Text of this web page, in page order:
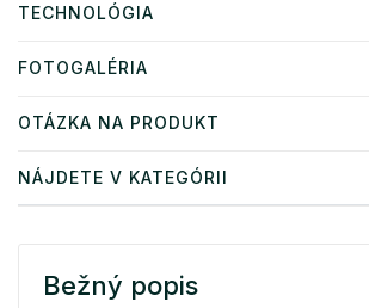
TECHNOLÓGIA
FOTOGALÉRIA
OTÁZKA NA PRODUKT
NÁJDETE V KATEGÓRII
Bežný popis